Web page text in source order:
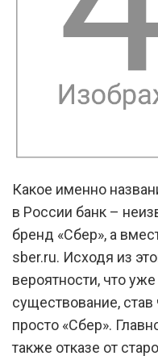
Какое именно
в России банк –
бренд «Сбер», а
sber.ru. Исходя из
вероятности, что
существование,
просто «Сбер».
также отказе от